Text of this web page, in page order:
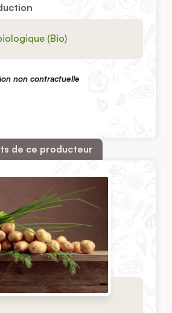
non contractuelle
(Bio)
de ce producteur